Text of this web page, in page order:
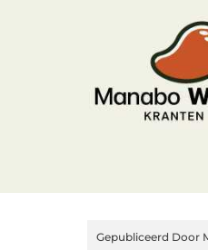
Gepubliceerd Door